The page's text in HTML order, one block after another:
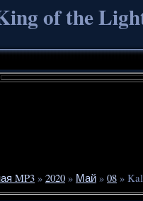
of the
MP3 » 2020 » Май » 08 »